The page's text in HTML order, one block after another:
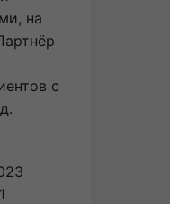
на
с